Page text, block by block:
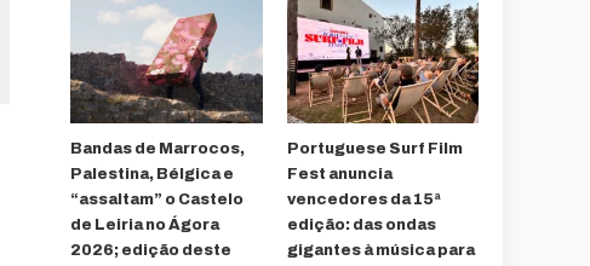
Bandas de Marrocos,
Palestina, Bélgica e
“assaltam” o Castelo
de Leiria no Ágora
2026; edição deste
Portuguese Surf Film
Fest anuncia
vencedores da 15ª
edição: das ondas
gigantes à música para